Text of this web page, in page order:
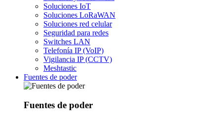
Soluciones IoT
Soluciones LoRaWAN
Soluciones red celular
Seguridad para redes
Switches LAN
Telefonía IP (VoIP)
Vigilancia IP (CCTV)
Meshtastic
Fuentes de poder
Fuentes de poder